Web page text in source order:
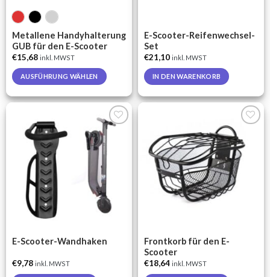
Metallene Handyhalterung
GUB für den E-Scooter
€15,68 inkl. MWST
AUSFÜHRUNG WÄHLEN
product
multiple
variants.
options
chosen
product
E-Scooter-Reifenwechsel-
Set
€21,10 inkl. MWST
IN DEN WARENKORB
Auf die
Wunschliste
E-Scooter-Wandhaken
€9,78 inkl. MWST
Auf die
Wunschliste
Frontkorb für den E-
Scooter
€18,64 inkl. MWST